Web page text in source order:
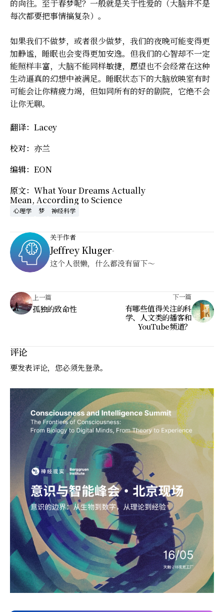
的向往。至于春梦呢？一般就是关于性爱的（大脑并不是
每次都要把事情搞复杂）。
如果我们不做梦，或者很少做梦，我们的夜晚可能变得更
加静谧，睡眠也会变得更加安逸。但我们的心智却不一定
能照样丰富，大脑不能同样敏捷，愿望也不会经常在这种
生动逼真的幻想中被满足。睡眠状态下的大脑放映室有时
可能会让你精疲力竭，但如同所有的好的剧院，它绝不会
让你无聊。
翻译：Lacey
校对：亦兰
编辑：EON
原文： What Your Dreams Actually
Mean, According to Science
心理学 梦 神经科学
关于作者
Jeffrey Kluger-
这个人很懒，什么都没有留下～
上一篇
孤独的致命性
下一篇
有哪些值得关注的科
学、人文类的播客和
YouTube频道？
评论
要发表评论，您必须先登录。